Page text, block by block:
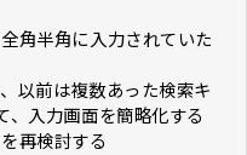
角半角に入力されていた
以前は複数あった検索キ
、入力画面を簡略化する
再検討する